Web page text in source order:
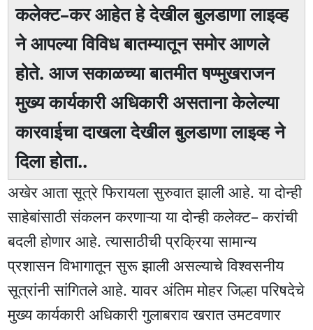
कलेक्ट–कर आहेत हे देखील बुलडाणा लाइव्ह
ने आपल्या विविध बातम्यातून समोर आणले
होते. आज सकाळच्या बातमीत षण्मुखराजन
मुख्य कार्यकारी अधिकारी असताना केलेल्या
कारवाईचा दाखला देखील बुलडाणा लाइव्ह ने
दिला होता..
अखेर आता सूत्रे फिरायला सुरुवात झाली आहे. या दोन्ही
साहेबांसाठी संकलन करणाऱ्या या दोन्ही कलेक्ट– करांची
बदली होणार आहे. त्यासाठीची प्रक्रिया सामान्य
प्रशासन विभागातून सुरू झाली असल्याचे विश्वसनीय
सूत्रांनी सांगितले आहे. यावर अंतिम मोहर जिल्हा परिषदेचे
मुख्य कार्यकारी अधिकारी गुलाबराव खरात उमटवणार